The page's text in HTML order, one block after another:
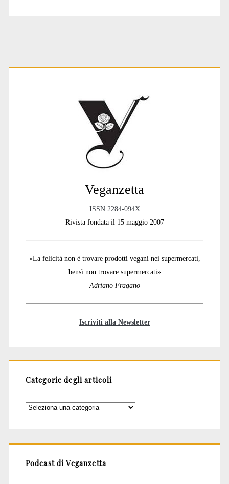
Primary
Veganzetta
ISSN 2284-094X
Rivista fondata il 15 maggio 2007
«La felicità non è trovare prodotti vegani nei supermercati,
bensì non trovare supermercati»
Adriano Fragano
Iscriviti alla Newsletter
Categorie degli articoli
Categorie
Podcast di Veganzetta